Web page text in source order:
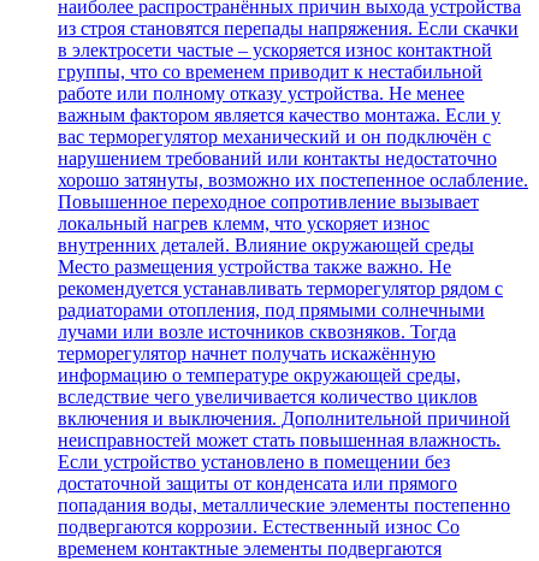
наиболее распространённых причин выхода устройства
из строя становятся перепады напряжения. Если скачки
в электросети частые – ускоряется износ контактной
группы, что со временем приводит к нестабильной
работе или полному отказу устройства. Не менее
важным фактором является качество монтажа. Если у
вас терморегулятор механический и он подключён с
нарушением требований или контакты недостаточно
хорошо затянуты, возможно их постепенное ослабление.
Повышенное переходное сопротивление вызывает
локальный нагрев клемм, что ускоряет износ
внутренних деталей. Влияние окружающей среды
Место размещения устройства также важно. Не
рекомендуется устанавливать терморегулятор рядом с
радиаторами отопления, под прямыми солнечными
лучами или возле источников сквозняков. Тогда
терморегулятор начнет получать искажённую
информацию о температуре окружающей среды,
вследствие чего увеличивается количество циклов
включения и выключения. Дополнительной причиной
неисправностей может стать повышенная влажность.
Если устройство установлено в помещении без
достаточной защиты от конденсата или прямого
попадания воды, металлические элементы постепенно
подвергаются коррозии. Естественный износ Со
временем контактные элементы подвергаются